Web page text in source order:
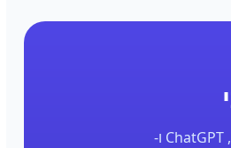
השאר את הפרטים ונחזור אליך תוך 24 שעות עם דוח אמיתי על הנוכחות שלך בגוגל, ChatGPT ו-